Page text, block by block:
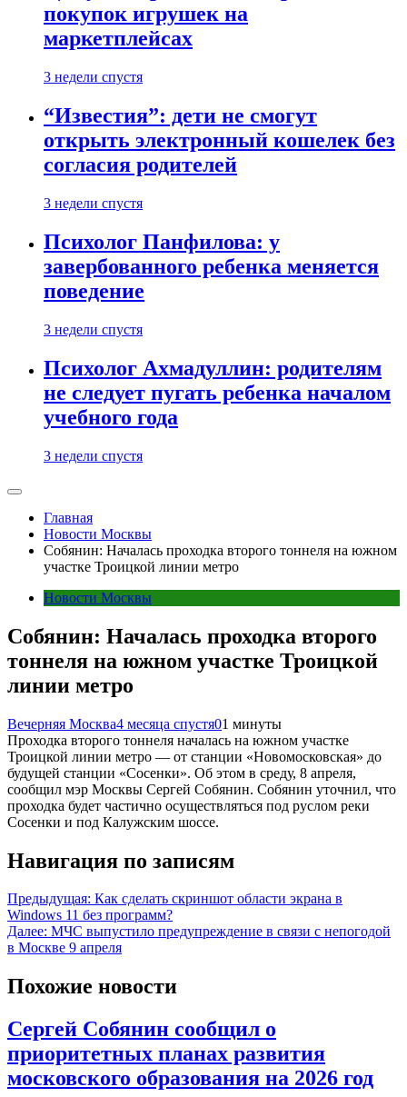
покупок игрушек на
маркетплейсах
3 недели спустя
“Известия”: дети не смогут
открыть электронный кошелек без
согласия родителей
3 недели спустя
Психолог Панфилова: у
завербованного ребенка меняется
поведение
3 недели спустя
Психолог Ахмадуллин: родителям
не следует пугать ребенка началом
учебного года
3 недели спустя
Главная
Новости Москвы
Собянин: Началась проходка второго тоннеля на южном
участке Троицкой линии метро
Новости Москвы
Собянин: Началась проходка второго
тоннеля на южном участке Троицкой
линии метро
Вечерняя Москва4 месяца спустя01 минуты
Проходка второго тоннеля началась на южном участке
Троицкой линии метро — от станции «Новомосковская» до
будущей станции «Сосенки». Об этом в среду, 8 апреля,
сообщил мэр Москвы Сергей Собянин. Собянин уточнил, что
проходка будет частично осуществляться под руслом реки
Сосенки и под Калужским шоссе.
Навигация по записям
Предыдущая: Как сделать скриншот области экрана в
Windows 11 без программ?
Далее: МЧС выпустило предупреждение в связи с непогодой
в Москве 9 апреля
Похожие новости
Сергей Собянин сообщил о
приоритетных планах развития
московского образования на 2026 год